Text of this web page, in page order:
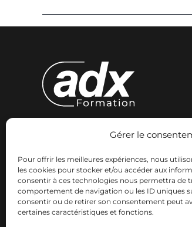
Gérer le
Pour offrir les meilleures expériences, nous
les cookies pour stocker et/ou accéder aux
consentir à ces technologies nous permettra de
comportement de navigation ou les ID uniques
consentir ou de retirer son consentement peut
certaines caractéristiques et fonctions.
Expertise et innovation pour votre
votre réussite professionnelle avec
des solutions adaptées.